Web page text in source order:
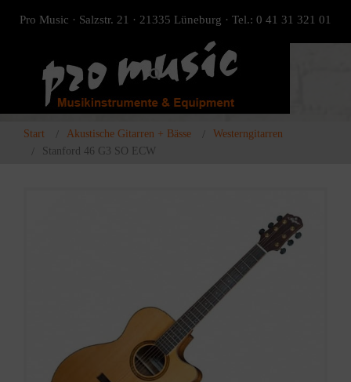
Pro Music · Salzstr. 21 · 21335 Lüneburg · Tel.: 0 41 31 321 01
Start Akustische Gitarren + Bässe
Westerngitarren
Stanford 46 G3 SO ECW